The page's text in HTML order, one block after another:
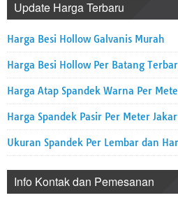
Update Harga Terbaru
Harga Besi Hollow Galvanis Murah
Harga Besi Hollow Per Batang
Harga Atap Spandek Warna Per
Harga Spandek Pasir Per Meter
Ukuran Spandek Per Lembar dan
Info Kontak dan Pemesanan